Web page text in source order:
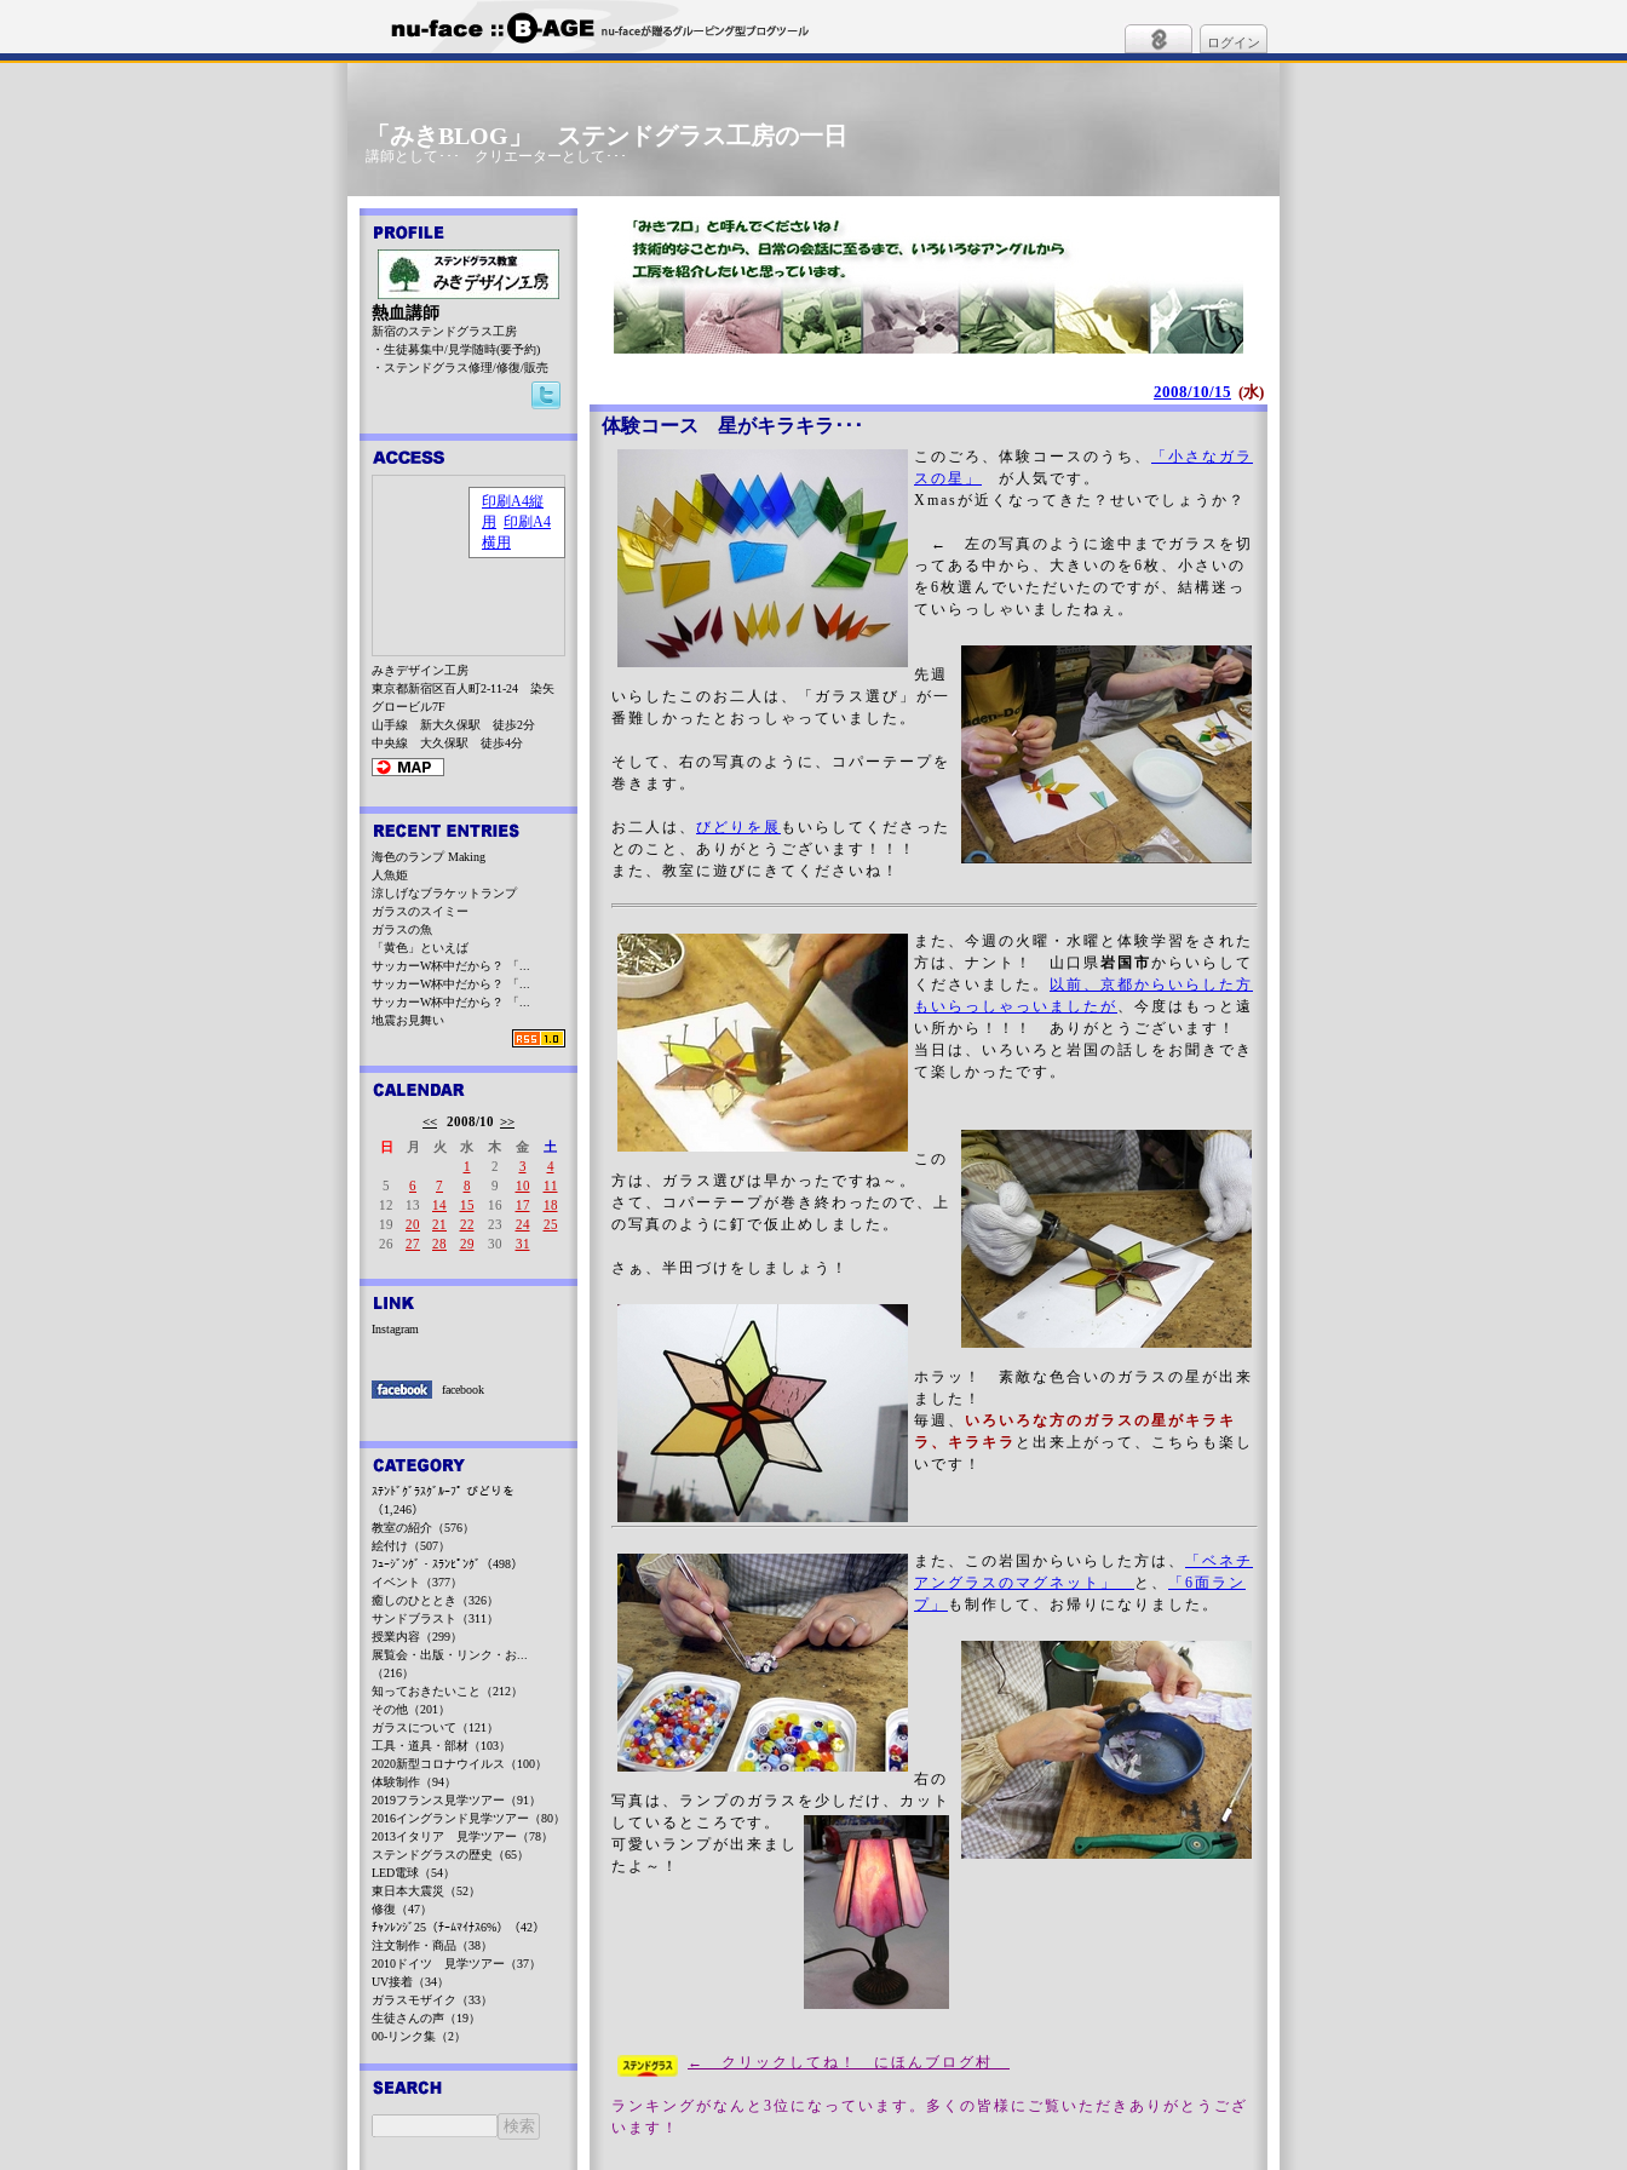
ログイン
「みきBLOG」 ステンドグラス工房の一日
講師として･･･ クリエーターとして･･･
2008/10/15 (水)
体験コース 星がキラキラ･･･
このごろ、体験コースのうち、
「小さなガラ
スの星」
が人気です。
Xmasが近くなってきた？せいでしょうか？
← 左の写真のように途中までガラスを切
ってある中から、大きいのを6枚、小さいの
を6枚選んでいただいたのですが、結構迷っ
ていらっしゃいましたねぇ。
先週
いらしたこのお二人は、「ガラス選び」が一
番難しかったとおっしゃっていました。
そして、右の写真のように、コパーテープを
巻きます。
お二人は、 びどりを展 もいらしてくださった
とのこと、ありがとうございます！！！
また、教室に遊びにきてくださいね！
また、今週の火曜・水曜と体験学習をされた
方は、ナント！ 山口県岩国市からいらして
くださいました。
以前、京都からいらした方
もいらっしゃっいましたが 、今度はもっと遠
い所から！！！ ありがとうございます！
当日は、いろいろと岩国の話しをお聞きでき
て楽しかったです。
この
方は、ガラス選びは早かったですね～。
さて、コパーテープが巻き終わったので、上
の写真のように釘で仮止めしました。
さぁ、半田づけをしましょう！
ホラッ！ 素敵な色合いのガラスの星が出来
ました！
毎週、 いろいろな方のガラスの星がキラキ
ラ、キラキラ と出来上がって、こちらも楽し
いです！
また、この岩国からいらした方は、
「ベネチ
アングラスのマグネット」
と、
「6面ラン
プ」
も制作して、お帰りになりました。
右の
写真は、ランプのガラスを少しだけ、カット
しているところです。
可愛いランプが出来まし
たよ～！
← クリックしてね！ にほんブログ村
ランキングがなんと3位になっています。 多くの皆様にご覧いただきありがとうござ
います！
熱血講師
新宿のステンドグラス工房
・生徒募集中/見学随時(要予約)
・ステンドグラス修理/修復/販売
みきデザイン工房
東京都新宿区百人町2-11-24 染矢
グロービル7F
山手線 新大久保駅 徒歩2分
中央線 大久保駅 徒歩4分
海色のランプ Making
人魚姫
涼しげなブラケットランプ
ガラスのスイミー
ガラスの魚
「黄色」といえば
サッカーW杯中だから？ 「...
サッカーW杯中だから？ 「...
サッカーW杯中だから？ 「...
地震お見舞い
<< 2008/10 >>
日
月 火 水 木 金
土
1
2 3
4
5
6 7 8 9 10
11
12
13 14 15 16 17
18
19
20 21 22 23 24
25
26
27 28 29 30 31
Instagram
facebook
ｽﾃﾝﾄﾞｸﾞﾗｽｸﾞﾙｰﾌﾟ びどりを
（1,246）
教室の紹介（576）
絵付け（507）
ﾌｭｰｼﾞﾝｸﾞ・ｽﾗﾝﾋﾟﾝｸﾞ（498）
イベント（377）
癒しのひととき（326）
サンドブラスト（311）
授業内容（299）
展覧会・出版・リンク・お...
（216）
知っておきたいこと（212）
その他（201）
ガラスについて（121）
工具・道具・部材（103）
2020新型コロナウイルス（100）
体験制作（94）
2019フランス見学ツアー（91）
2016イングランド見学ツアー（80）
2013イタリア 見学ツアー（78）
ステンドグラスの歴史（65）
LED電球（54）
東日本大震災（52）
修復（47）
ﾁｬﾝﾚﾝｼﾞ25（ﾁｰﾑﾏｲﾅｽ6%）（42）
注文制作・商品（38）
2010ドイツ 見学ツアー（37）
UV接着（34）
ガラスモザイク（33）
生徒さんの声（19）
00-リンク集（2）